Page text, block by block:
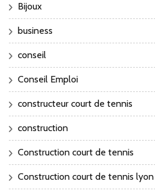
Bijoux
business
conseil
Conseil Emploi
constructeur court de tennis
construction
Construction court de tennis
Construction court de tennis lyon